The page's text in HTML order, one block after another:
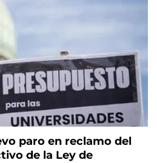
paro en reclamo del
de la Ley de